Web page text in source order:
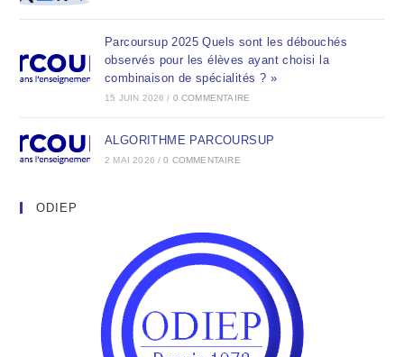
Parcoursup 2025 Quels sont les débouchés
observés pour les élèves ayant choisi la
combinaison de spécialités ? »
15 JUIN 2026 / 0 COMMENTAIRE
ALGORITHME PARCOURSUP
2 MAI 2026 / 0 COMMENTAIRE
ODIEP